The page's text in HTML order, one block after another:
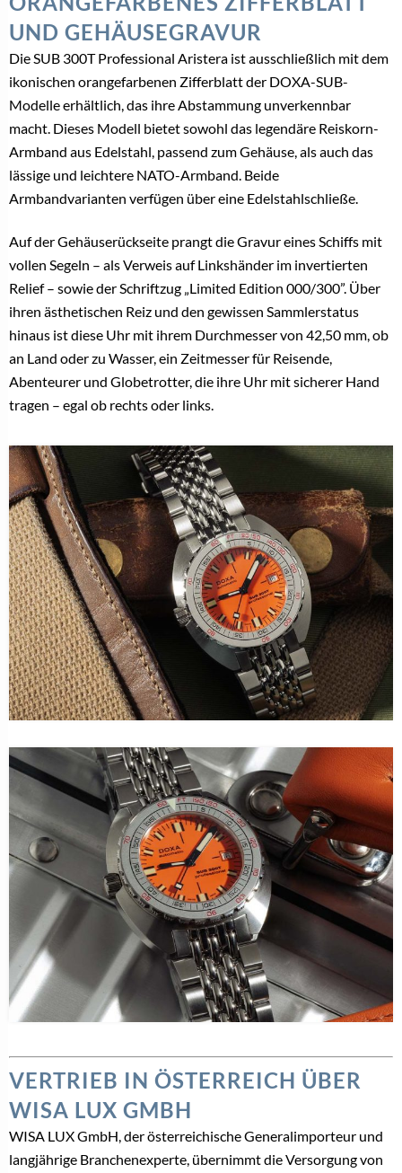
UND GEHÄUSEGRAVUR
Die SUB 300T Professional Aristera ist ausschließlich mit dem
ikonischen orangefarbenen Zifferblatt der DOXA-SUB-
Modelle erhältlich, das ihre Abstammung unverkennbar
macht. Dieses Modell bietet sowohl das legendäre Reiskorn-
Armband aus Edelstahl, passend zum Gehäuse, als auch das
lässige und leichtere NATO-Armband. Beide
Armbandvarianten verfügen über eine Edelstahlschließe.
Auf der Gehäuserückseite prangt die Gravur eines Schiffs mit
vollen Segeln – als Verweis auf Linkshänder im invertierten
Relief – sowie der Schriftzug „Limited Edition 000/300”. Über
ihren ästhetischen Reiz und den gewissen Sammlerstatus
hinaus ist diese Uhr mit ihrem Durchmesser von 42,50 mm, ob
an Land oder zu Wasser, ein Zeitmesser für Reisende,
Abenteurer und Globetrotter, die ihre Uhr mit sicherer Hand
tragen – egal ob rechts oder links.
VERTRIEB IN ÖSTERREICH ÜBER
WISA LUX GMBH
WISA LUX GmbH, der österreichische Generalimporteur und
langjährige Branchenexperte, übernimmt die Versorgung von